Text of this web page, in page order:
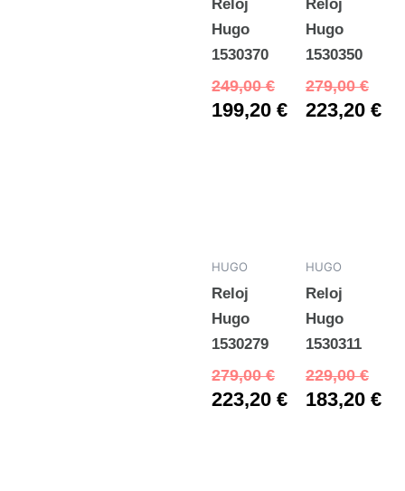
Reloj
Hugo
1530370
249,00€
199,20 €
Reloj
Hugo
1530350
279,00€
223,20 €
HUGO
Reloj
Hugo
1530279
279,00€
223,20 €
HUGO
Reloj
Hugo
1530311
229,00€
183,20 €